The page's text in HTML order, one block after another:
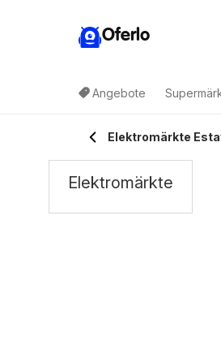
Oferlo
Angebote
Elektromärkte
Elektromärkte